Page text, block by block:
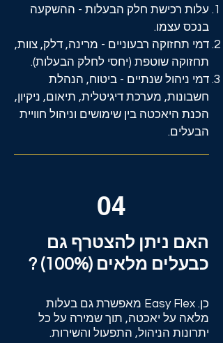
עלות רכישת חלק הבעלות - ההשקעה
בנכס עצמו.
דמי תחזוקה רבעוניים - מרינה, דלק, צוות,
תחזוקה שוטפת (יחסי לחלק הבעלות).
דמי ניהול שנתיים - ביטוח, הנהלת
חשבונות, מערכת דיגיטלית, תיאום, ניקיון,
הכנת היאכטה בין שימושים וניהול חוויית
הבעלים.
04
האם ניתן להצטרף גם
כבעלים מלאים (100%) ?
כן. Easy Flex מאפשרת גם בעלות
מלאה על יאכטה, תוך שמירה על כל
יתרונות הניהול, התפעול והשירות.